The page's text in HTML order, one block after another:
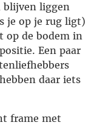
blijven liggen
je op je rug ligt)
op de bodem in
Een paar
daar iets
frame met